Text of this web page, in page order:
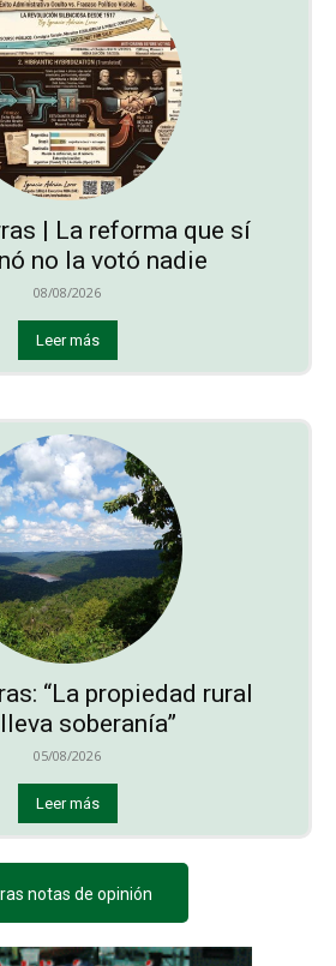
| La reforma que sí
no la votó nadie
08/08/2026
Leer más
“La propiedad rural
soberanía”
05/08/2026
Leer más
notas de opinión